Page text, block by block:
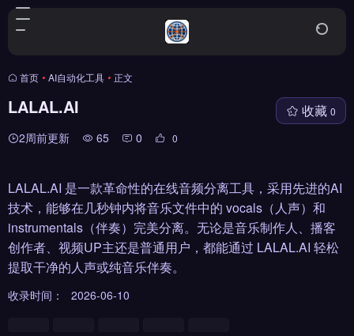
首页 • AI自动化工具 • 正文
LALAL.AI
2周前更新 65 0 0
收藏 0
LALAL.AI 是一款革命性的在线音频分离工具，采用先进的AI
技术，能够在几秒钟内将音乐文件中的 vocals（人声）和
instrumentals（伴奏）完美分离。无论是音乐制作人、播客
创作者、视频UP主还是普通用户，都能通过 LALAL.AI 轻松
提取干净的人声或纯音乐伴奏。
收录时间： 2026-06-10